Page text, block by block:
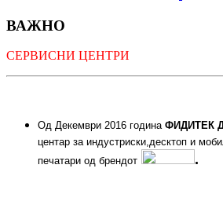
ВАЖНО
СЕРВИСНИ ЦЕНТРИ
Од Декември 2016 година ФИДИТЕК
центар за индустриски,десктоп и
печатари од брендот
.